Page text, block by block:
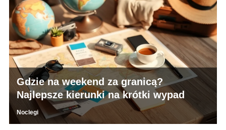
Gdzie na weekend za granicą?
Najlepsze kierunki na krótki wypad
Noclegi